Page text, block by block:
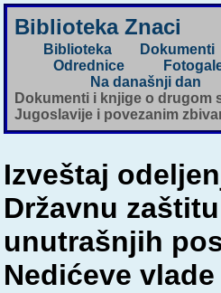
Biblioteka Znaci
Biblioteka Dokumenti
Odrednice
Na današnji dan
Dokumenti i knjige o drugom
Jugoslavije i povezanim
Izveštaj
Državnu
unutrašnjih
Nedićeve